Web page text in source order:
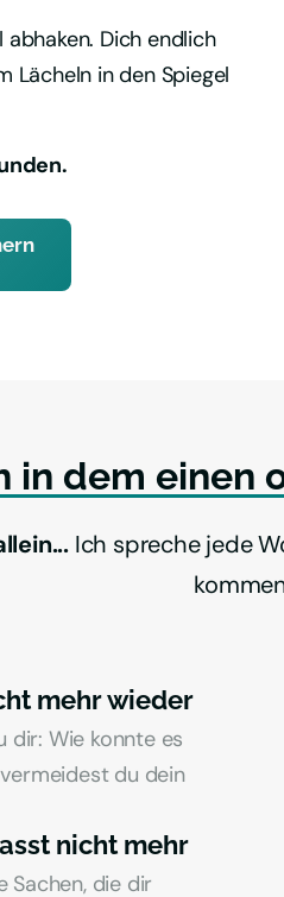
Dich endlich
Lächeln in den Spiegel
in dem einen
Ich spreche jede
mehr wieder
dir: Wie konnte es
du dein
nicht mehr
Sachen, die dir